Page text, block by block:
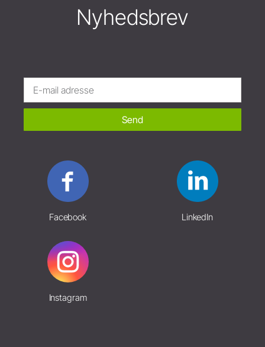
Nyhedsbrev
Send
Facebook LinkedIn
Instagram